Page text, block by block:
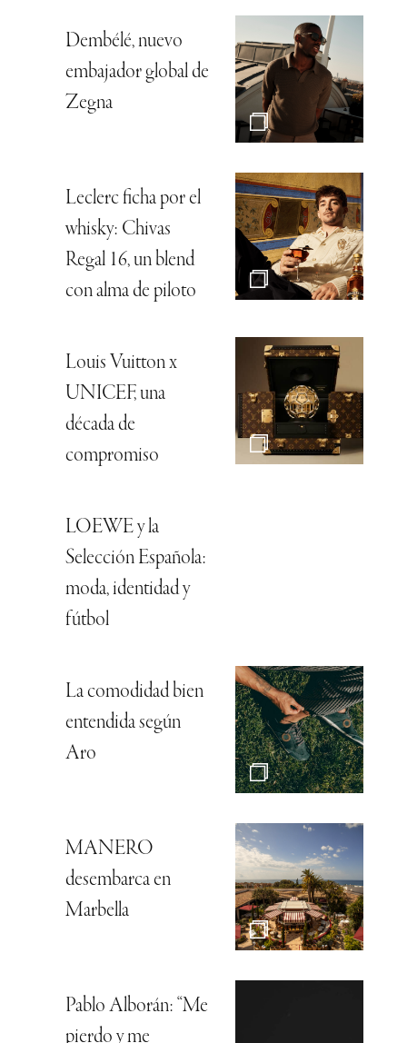
Dembélé, nuevo
embajador global de
Zegna
Leclerc ficha por el
whisky: Chivas
Regal 16, un blend
con alma de piloto
Louis Vuitton x
UNICEF, una
década de
compromiso
LOEWE y la
Selección Española:
moda, identidad y
fútbol
La comodidad bien
entendida según
Aro
MANERO
desembarca en
Marbella
Pablo Alborán: “Me
pierdo y me